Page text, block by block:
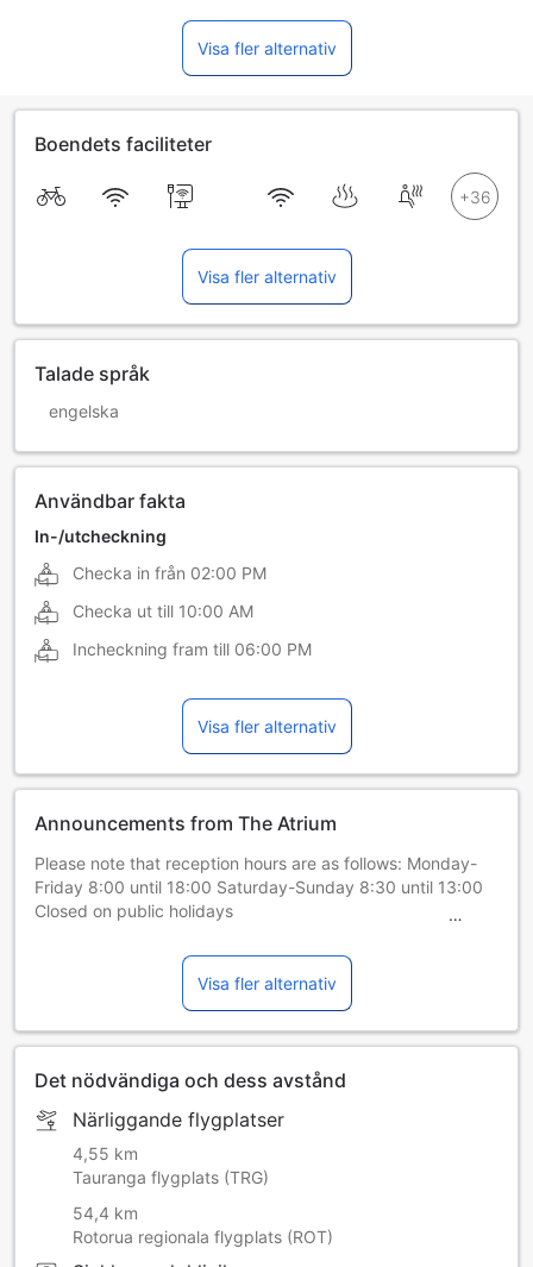
Visa fler alternativ
Boendets faciliteter
Visa fler alternativ
Talade språk
engelska
Användbar fakta
In-/utcheckning
Checka in från 02:00 PM
Checka ut till 10:00 AM
Incheckning fram till 06:00 PM
Visa fler alternativ
Announcements from The Atrium
Please note that reception hours are as follows: Monday-
Friday 8:00 until 18:00 Saturday-Sunday 8:30 until 13:00
Closed on public holidays
Failure to comply with property policies may result in the
eviction of guests and the loss of any deposits or payments
Please note that when booking for 3 or more rooms
different policies and supplements may apply. Please
contact the property for further information, using the
Please kindly note that extra cots are not guaranteed and
subject to availability.Vänligen informera i förväg om din
beräknade ankomsttid. Du kan använda rutan för särskilda
Kontaktuppgifterna står i bokningsbekräftelsen. Det här
boendet tillåter inte möhippor, svensexor eller liknande
Visa fler alternativ
Det nödvändiga och dess avstånd
Närliggande flygplatser
4,55 km
Tauranga flygplats (TRG)
54,4 km
Rotorua regionala flygplats (ROT)